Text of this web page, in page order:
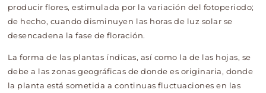
producir flores, estimulada por la variación del fotoperiodo;
de hecho, cuando disminuyen las horas de luz solar se
desencadena la fase de floración.
La forma de las plantas índicas, así como la de las hojas, se
debe a las zonas geográficas de donde es originaria, donde
la planta está sometida a continuas fluctuaciones en las